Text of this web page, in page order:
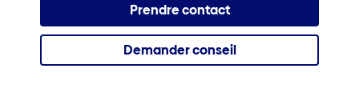
Prendre contact
Demander conseil